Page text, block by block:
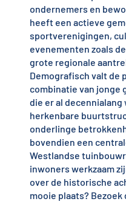
ondernemers en
heeft een actieve
sportverenigingen,
evenementen zoals
grote regionale
Demografisch valt de
combinatie van jonge
die er al
herkenbare
onderlinge
bovendien een
Westlandse
inwoners werkzaam
over de historische
mooie plaats? Bezoek